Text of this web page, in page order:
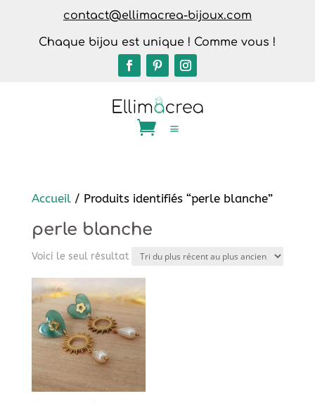
contact@ellimacrea-bijoux.com
Chaque bijou est unique ! Comme vous !
Accueil/ Produits identifiés “perle blanche”
perle blanche
Voici le seul résultat